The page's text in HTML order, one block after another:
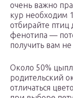
очень важно
кур необходим
отбирайте птиц
фенотипа —
получить вам не
Около 50%
родительский
отличаться